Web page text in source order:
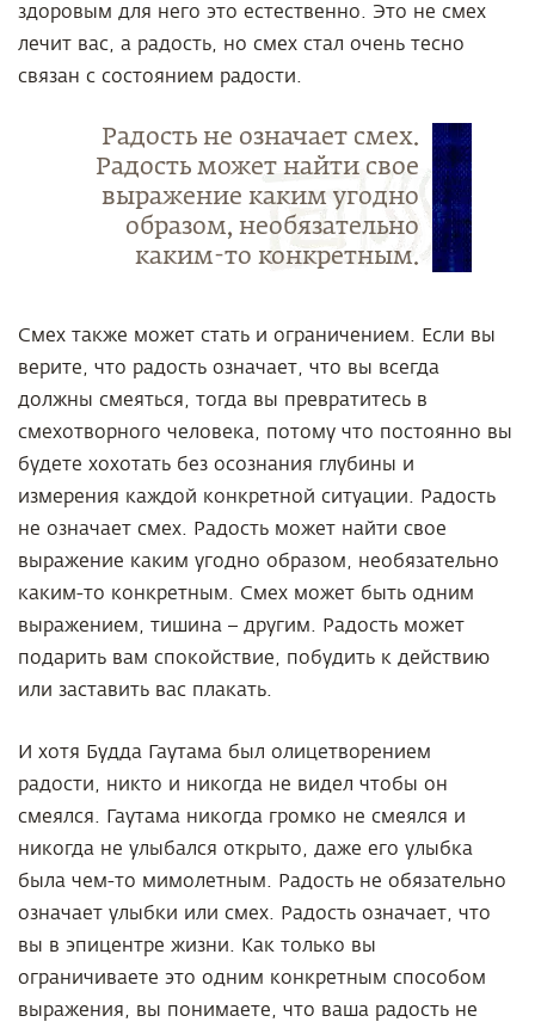
здоровым для него это естественно. Это не смех
лечит вас, а радость, но смех стал очень тесно
связан с состоянием радости.
Радость не означает смех.
Радость может найти свое
выражение каким угодно
образом, необязательно
каким-то конкретным.
Смех также может стать и ограничением. Если вы
верите, что радость означает, что вы всегда
должны смеяться, тогда вы превратитесь в
смехотворного человека, потому что постоянно вы
будете хохотать без осознания глубины и
измерения каждой конкретной ситуации. Радость
не означает смех. Радость может найти свое
выражение каким угодно образом, необязательно
каким-то конкретным. Смех может быть одним
выражением, тишина – другим. Радость может
подарить вам спокойствие, побудить к действию
или заставить вас плакать.
И хотя Будда Гаутама был олицетворением
радости, никто и никогда не видел чтобы он
смеялся. Гаутама никогда громко не смеялся и
никогда не улыбался открыто, даже его улыбка
была чем-то мимолетным. Радость не обязательно
означает улыбки или смех. Радость означает, что
вы в эпицентре жизни. Как только вы
ограничиваете это одним конкретным способом
выражения, вы понимаете, что ваша радость не